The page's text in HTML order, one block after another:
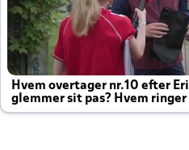
Hvem overtager nr.10 efter
glemmer sit pas? Hvem ringer
altid til efter kampe?